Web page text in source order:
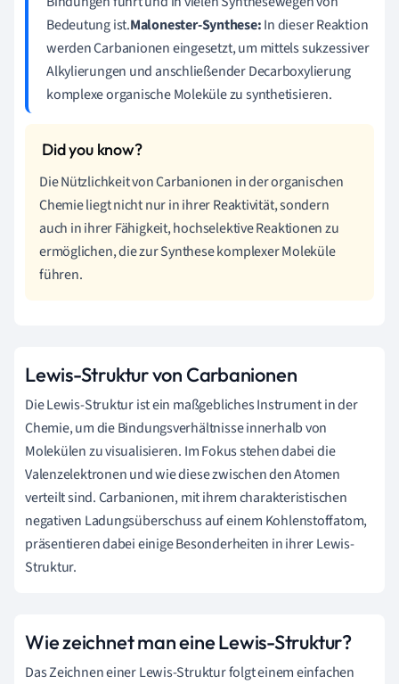
Bedeutung ist.Malonester-Synthese:In dieser Reaktion
werden Carbanionen eingesetzt, um mittels sukzessiver
Alkylierungen und anschließender Decarboxylierung
komplexe organische Moleküle zu synthetisieren.
Die Nützlichkeit von Carbanionen in der organischen
Chemie liegt nicht nur in ihrer Reaktivität, sondern
auch in ihrer Fähigkeit, hochselektive Reaktionen zu
ermöglichen, die zur Synthese komplexer Moleküle
führen.
Lewis-Struktur von Carbanionen
Die Lewis-Struktur ist ein maßgebliches Instrument in der
Chemie, um die Bindungsverhältnisse innerhalb von
Molekülen zu visualisieren. Im Fokus stehen dabei die
Valenzelektronen und wie diese zwischen den Atomen
verteilt sind. Carbanionen, mit ihrem charakteristischen
negativen Ladungsüberschuss auf einem Kohlenstoffatom,
präsentieren dabei einige Besonderheiten in ihrer Lewis-
Struktur.
Wie zeichnet man eine Lewis-Struktur?
Das Zeichnen einer Lewis-Struktur folgt einem einfachen